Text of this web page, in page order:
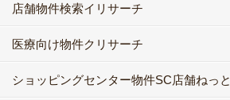
店舗物件検索イリサーチ
医療向け物件クリサーチ
ショッピングセンター物件SC店舗ねっと